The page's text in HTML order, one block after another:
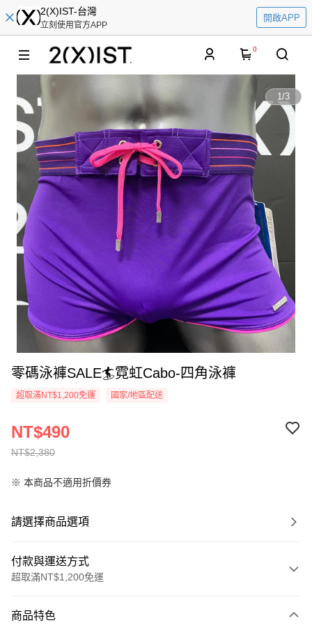
2(X)IST-台灣
立刻使用官方APP
開啟APP
0
1/3
零碼泳褲SALE🏄霓虹Cabo-四角泳褲
超取滿NT$1,200免運 國家/地區配送
NT$2,380
NT$490
※ 本商品不適用折價券
請選擇商品選項
付款與運送方式
超取滿NT$1,200免運
信用卡一次付款
商品特色